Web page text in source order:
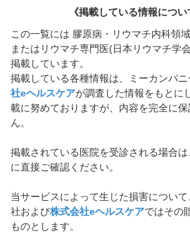
《掲載している情報につい
この一覧には 膠原病・リウマチ内科領
またはリウマチ専門医(日本リウマチ学
掲載しています。
掲載している各種情報は、ミーカンパ
社eヘルスケアが調査した情報をもとに
載に努めておりますが、内容を完全に
ん。
掲載されている医院を受診される場合
に直接ご確認ください。
当サービスによって生じた損害につい
社および株式会社eヘルスケアではその
ものとします。